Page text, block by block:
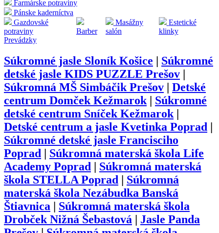
Farmárske potraviny
Pánske kaderníctva
Gazdovské
potraviny
Barber
Masážny
salón
Estetické
klinky
Prevádzky
Súkromné jasle Sloník Košice
Súkromné
detské jasle KIDS PUZZLE Prešov
Súkromná MŠ Simbáčik Prešov
Detské
centrum Domček Kežmarok| Súkromné
detské centrum Sníček Kežmarok|
Detské centrum a jasle Kvetinka Poprad
Súkromné detské jasle Francisciho
Poprad
Súkromná materská škola Life
Academy Poprad
Súkromná materská
škola STELLA Poprad
Súkromná
materská škola Nezábudka Banská
Štiavnica
Súkromná materská škola
Drobček Nižná Šebastová
Jasle Panda